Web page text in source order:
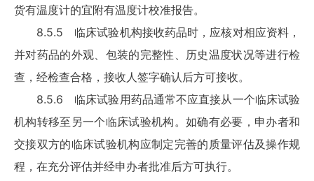
货有温度计的宜附有温度计校准报告。
8.5.5 临床试验机构接收药品时，应核对相应资料，
并对药品的外观、包装的完整性、历史温度状况等进行检
查，经检查合格，接收人签字确认后方可接收。
8.5.6 临床试验用药品通常不应直接从一个临床试验
机构转移至另一个临床试验机构。如确有必要，申办者和
交接双方的临床试验机构应制定完善的质量评估及操作规
程，在充分评估并经申办者批准后方可执行。